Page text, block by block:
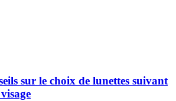
sur le choix de lunettes suivant